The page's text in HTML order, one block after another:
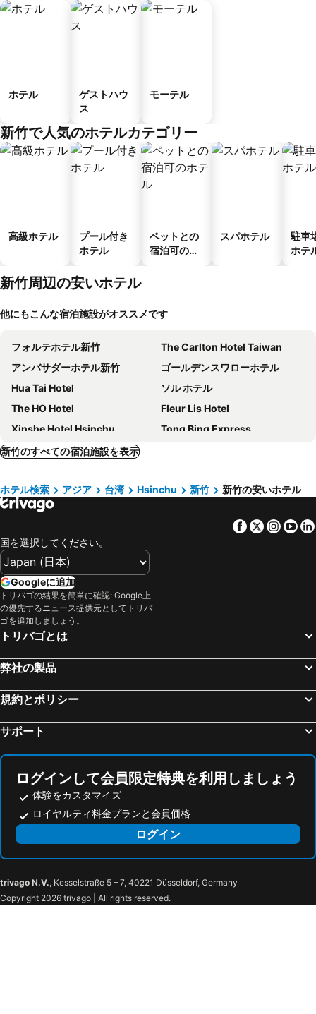
ホテル
ゲストハウ
ス
モーテル
新竹で人気のホテルカテゴリー
高級ホテル
プール付き
ホテル
ペットとの
宿泊可のホ
スパホテル
駐車
ホテ
新竹周辺の安いホテル
他にもこんな宿泊施設がオススメです
フォルテホテル新竹
The Carlton Hotel Taiwan
アンバサダーホテル新竹
ゴールデンスワローホテル
Hua Tai Hotel
ソル ホテル
The HO Hotel
Fleur Lis Hotel
Xinshe Hotel Hsinchu
Tong Bing Express
Shin Yuan Park Hotel
ホテルロイヤル新竹
レークショアホテルメトロポリスI
レフトバンクホテル
Moonlight Hotel
Bin Chen Business Hotel
Darlon Hotel
シンユアンセレブメトロホテル
AJ Hotel Hsinchu
Peach Hotel
Hotel Bonza
The Young Hotel
Sendale Zhubei Business Hotel
合悅都會商旅 Heyue HOTEL
チュアンライホテル
グランドロイヤルホテル
Yuhao Hotel-Hsinchu
Hotel Indigo Hsinchu
Teresa Hotel
Baseball Hotel
The One Nanyuan
Royalhotel
Beethoven Hsinchu
Zhi Baishan Motel
新竹のすべての宿泊施設を表示
ホテル検索 アジア 台湾 Hsinchu 新竹 新竹の安いホテル
Facebook
Twitter
国を選択してください。
Googleに追加
トリバゴの結果を簡単に確認: Google上
の優先するニュース提供元としてトリバ
ゴを追加しましょう。
トリバゴとは
弊社の製品
規約とポリシー
サポート
ログインして会員限定特典を利用しましょう
体験をカスタマイズ
ロイヤルティ料金プランと会員価格
ログイン
trivago N.V., Kesselstraße 5 – 7, 40221 Düsseldorf, Germany
Copyright 2026 trivago | All rights reserved.